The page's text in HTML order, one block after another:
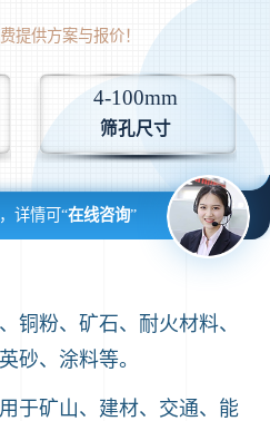
提供方案与报价！
4-100mm
筛孔尺寸
详情可“在线咨询”
铜粉、矿石、耐火材料、
砂、涂料等。
于矿山、建材、交通、能